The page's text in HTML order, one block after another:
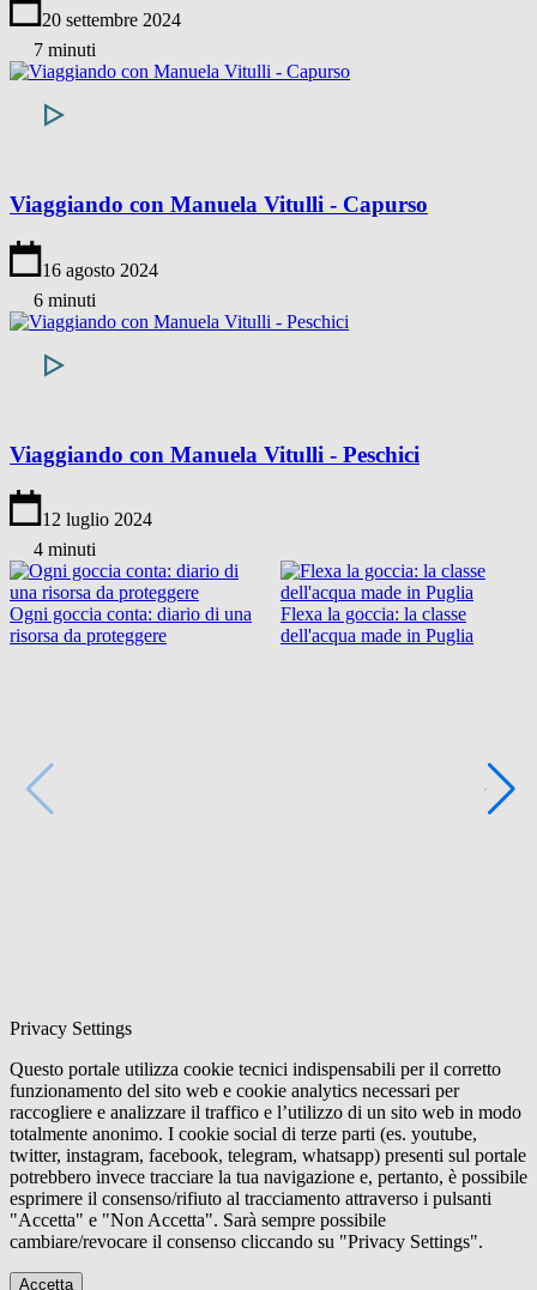
20 settembre 2024
7 minuti
Viaggiando con Manuela Vitulli - Capurso
16 agosto 2024
6 minuti
Viaggiando con Manuela Vitulli - Peschici
12 luglio 2024
4 minuti
Ogni goccia conta: diario di una
risorsa da proteggere
Flexa la goccia: la classe
dell'acqua made in Puglia
Privacy Settings
Questo portale utilizza cookie tecnici indispensabili per il corretto
funzionamento del sito web e cookie analytics necessari per
raccogliere e analizzare il traffico e l’utilizzo di un sito web in modo
totalmente anonimo. I cookie social di terze parti (es. youtube,
twitter, instagram, facebook, telegram, whatsapp) presenti sul portale
potrebbero invece tracciare la tua navigazione e, pertanto, è possibile
esprimere il consenso/rifiuto al tracciamento attraverso i pulsanti
"Accetta" e "Non Accetta". Sarà sempre possibile
cambiare/revocare il consenso cliccando su "Privacy Settings".
Accetta